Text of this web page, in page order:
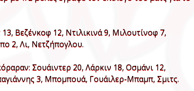
Βεζένκοφ 12, Ντιλικινά 9, Μιλουτίνοφ 7,
2, Λι, Νετζήπογλου.
Σουάιντερ 20, Λάρκιν 18, Οσμάνι 12,
3, Μπομπουά, Γουάιλερ-Μπαμπ, Σμιτς.